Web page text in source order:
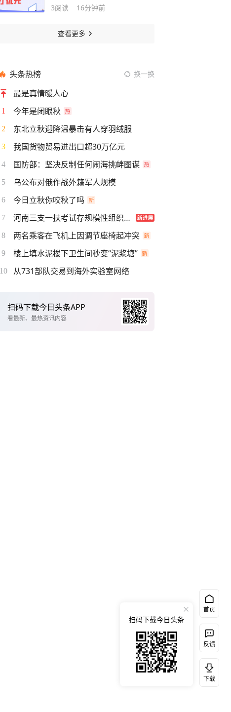
3阅读 16分钟前
查看更多
头条热榜 换一换
最是真情暖人心
1 今年是闭眼秋
2 东北立秋迎降温暴击有人穿羽绒服
3 我国货物贸易进出口超30万亿元
4 国防部：坚决反制任何闹海挑衅图谋
5 乌公布对俄作战外籍军人规模
6 今日立秋你咬秋了吗
7 河南三支一扶考试存规模性组织作弊
8 两名乘客在飞机上因调节座椅起冲突
9 楼上填水泥楼下卫生间秒变“泥浆塘”
10 从731部队交易到海外实验室网络
扫码下载今日头条APP
看最新、最热资讯内容
首页
反馈
下载
扫码下载今日头条